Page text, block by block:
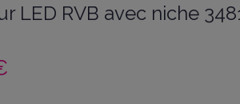
LED RVB avec niche